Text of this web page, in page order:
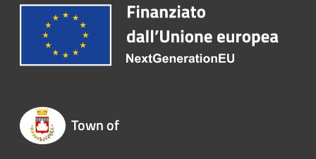
Town of